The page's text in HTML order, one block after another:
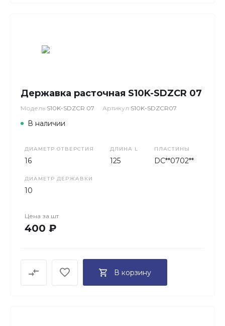
Державка расточная S10K-SDZCR 07
Модель S10K-SDZCR 07 Артикул S10K-SDZCR07
В наличии
ДИАМЕТР ОТВЕРСТИЯ
16
ДЛИНА L
125
ПЛАСТИНЫ
DC**0702**
ДИАМЕТР ДЕРЖАВКИ
10
Цена за шт
400 ₽
В корзину